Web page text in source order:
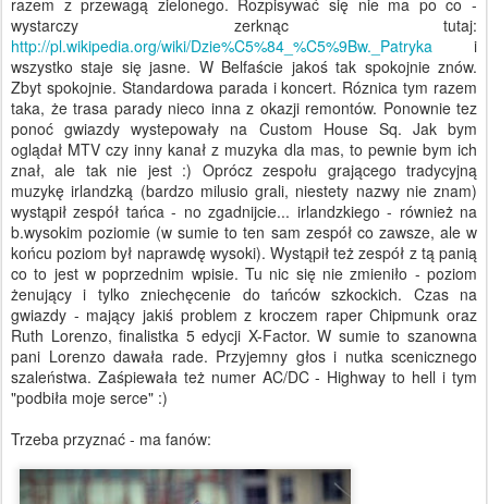
razem z przewagą zielonego. Rozpisywać się nie ma po co -
wystarczy zerknąc tutaj:
http://pl.wikipedia.org/wiki/Dzie%C5%84_%C5%9Bw._Patryka i
wszystko staje się jasne. W Belfaście jakoś tak spokojnie znów.
Zbyt spokojnie. Standardowa parada i koncert. Róznica tym razem
taka, że trasa parady nieco inna z okazji remontów. Ponownie tez
ponoć gwiazdy wystepowały na Custom House Sq. Jak bym
oglądał MTV czy inny kanał z muzyka dla mas, to pewnie bym ich
znał, ale tak nie jest :) Oprócz zespołu grającego tradycyjną
muzykę irlandzką (bardzo milusio grali, niestety nazwy nie znam)
wystąpił zespół tańca - no zgadnijcie... irlandzkiego - również na
b.wysokim poziomie (w sumie to ten sam zespół co zawsze, ale w
końcu poziom był naprawdę wysoki). Wystąpił też zespół z tą panią
co to jest w poprzednim wpisie. Tu nic się nie zmieniło - poziom
żenujący i tylko zniechęcenie do tańców szkockich. Czas na
gwiazdy - mający jakiś problem z kroczem raper Chipmunk oraz
Ruth Lorenzo, finalistka 5 edycji X-Factor. W sumie to szanowna
pani Lorenzo dawała rade. Przyjemny głos i nutka scenicznego
szaleństwa. Zaśpiewała też numer AC/DC - Highway to hell i tym
"podbiła moje serce" :)
Trzeba przyznać - ma fanów: